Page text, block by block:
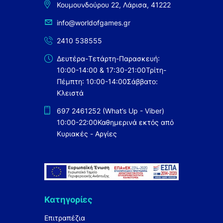
Κουμουνδούρου 22, Λάρισα, 41222
info@worldofgames.gr
2410 538555
Δευτέρα-Τετάρτη-Παρασκευή:
10:00-14:00 & 17:30-21:00Τρίτη-
Πέμπτη: 10:00-14:00Σάββατο:
Κλειστά
697 2461252 (What’s Up - Viber)
10:00-22:00Καθημερινά εκτός από
Κυριακές - Αργίες
Κατηγορίες
Επιτραπέζια